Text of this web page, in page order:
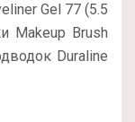
Gel 77 (5.5
Makeup Brush
Duraline